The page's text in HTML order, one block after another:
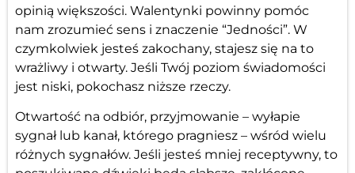
opinią większości. Walentynki powinny pomóc
nam zrozumieć sens i znaczenie “Jedności”. W
czymkolwiek jesteś zakochany, stajesz się na to
wrażliwy i otwarty. Jeśli Twój poziom świadomości
jest niski, pokochasz niższe rzeczy.
Otwartość na odbiór, przyjmowanie – wyłapie
sygnał lub kanał, którego pragniesz – wśród wielu
różnych sygnałów. Jeśli jesteś mniej receptywny, to